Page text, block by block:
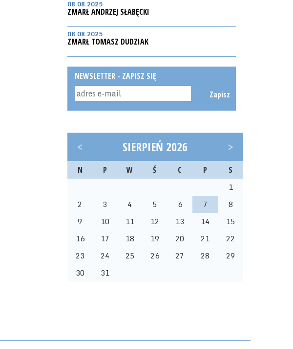
08.08.2025
ZMARŁ ANDRZEJ SŁABĘCKI
08.08.2025
ZMARŁ TOMASZ DUDZIAK
NEWSLETTER - ZAPISZ SIĘ
Zapisz
< SIERPIEŃ 2026 >
N P W Ś C P S
1
2
3 4 5 6 7
8
9
10 11 12 13 14
15
16
17 18 19 20 21
22
23
24 25 26 27 28
29
30
31